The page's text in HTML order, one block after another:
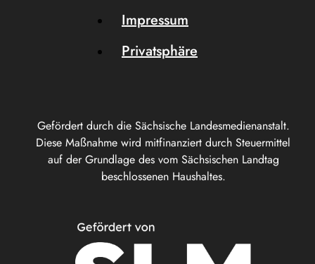
Gefördert durch die Sächsische Landesmedienanstalt.
Diese Maßnahme wird mitfinanziert durch Steuermittel
auf der Grundlage des vom Sächsischen Landtag
beschlossenen Haushaltes.
Impressum
Privatsphäre